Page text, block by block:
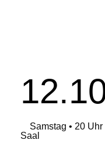
Samstag • 20 Uhr
Saal